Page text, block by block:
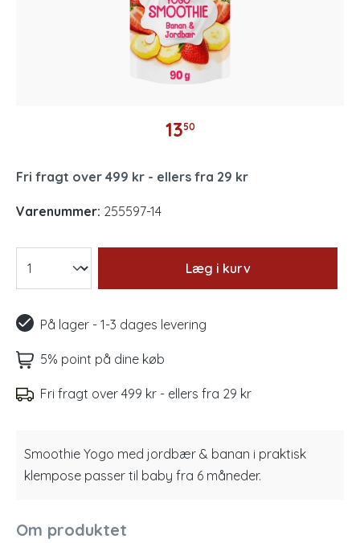
1350
Fri fragt over 499 kr - ellers fra 29 kr
Varenummer: 255597-14
Læg i kurv
På lager - 1-3 dages levering
5% point på dine køb
Fri fragt over 499 kr - ellers fra 29 kr
Smoothie Yogo med jordbær & banan i praktisk
klempose passer til baby fra 6 måneder.
Om produktet